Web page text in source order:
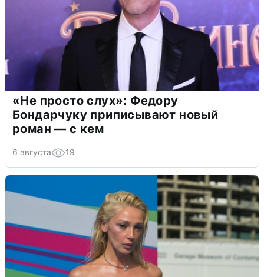
«Не просто слух»: Федору
Бондарчуку приписывают новый
роман — с кем
6 августа 19